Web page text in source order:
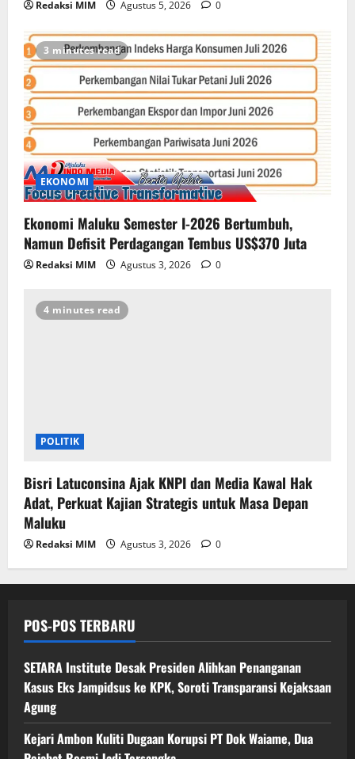
Redaksi MIM Agustus 5, 2026 0
3 minutes read
EKONOMI
Ekonomi Maluku Semester I-2026 Bertumbuh,
Namun Defisit Perdagangan Tembus US$370 Juta
Redaksi MIM Agustus 3, 2026 0
4 minutes read
POLITIK
Bisri Latuconsina Ajak KNPI dan Media Kawal Hak
Adat, Perkuat Kajian Strategis untuk Masa Depan
Maluku
Redaksi MIM Agustus 3, 2026 0
POS-POS TERBARU
SETARA Institute Desak Presiden Alihkan Penanganan
Kasus Eks Jampidsus ke KPK, Soroti Transparansi Kejaksaan
Agung
Kejari Ambon Kuliti Dugaan Korupsi PT Dok Waiame, Dua